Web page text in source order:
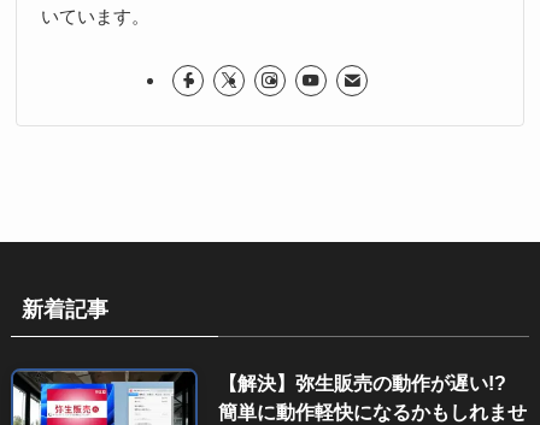
いています。
新着記事
【解決】弥生販売の動作が遅い!?
簡単に動作軽快になるかもしれませ